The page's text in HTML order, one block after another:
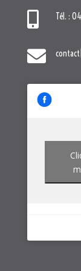
 Tél. :
